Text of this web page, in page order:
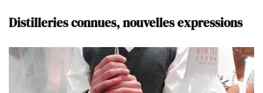
Distilleries connues, nouvelles expressions